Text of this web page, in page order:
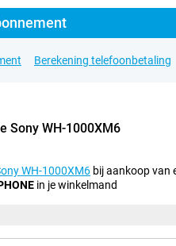
Berekening telefoonbetaling
Sony WH-1000XM6
WH-1000XM6 bij aankoop van
in je winkelmand